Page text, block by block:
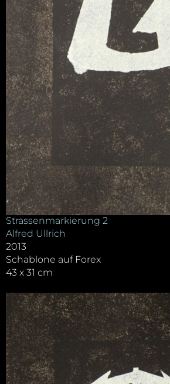
Strassenmarkierung 2
Alfred Ullrich
2013
Schablone auf Forex
43 x 31 cm